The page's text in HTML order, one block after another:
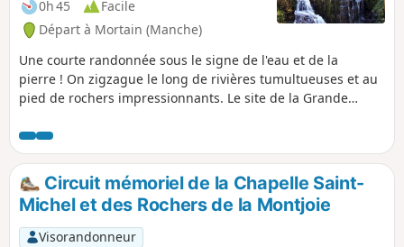
0h 45
Facile
Départ à Mortain (Manche)
Une courte randonnée sous le signe de l'eau et de la
pierre ! On zigzague le long de rivières tumultueuses et au
pied de rochers impressionnants. Le site de la Grande
franchement dépaysant.
Circuit mémoriel de la Chapelle Saint-
Michel et des Rochers de la Montjoie
Visorandonneur